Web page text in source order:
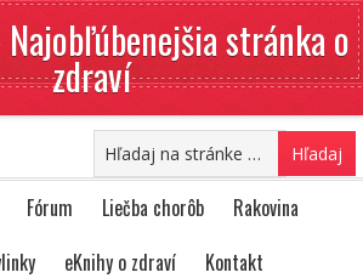
stránka o
zdraví
Fórum Liečba chorôb
Rakovina
eKnihy o zdraví Kontakt